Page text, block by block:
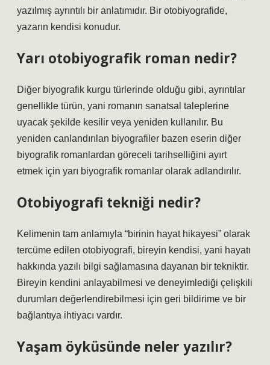
yazılmış ayrıntılı bir anlatımıdır. Bir otobiyografide,
yazarın kendisi konudur.
Yarı otobiyografik roman nedir?
Diğer biyografik kurgu türlerinde olduğu gibi, ayrıntılar
genellikle türün, yani romanın sanatsal taleplerine
uyacak şekilde kesilir veya yeniden kullanılır. Bu
yeniden canlandırılan biyografiler bazen eserin diğer
biyografik romanlardan göreceli tarihselliğini ayırt
etmek için yarı biyografik romanlar olarak adlandırılır.
Otobiyografi tekniği nedir?
Kelimenin tam anlamıyla “birinin hayat hikayesi” olarak
tercüme edilen otobiyografi, bireyin kendisi, yani hayatı
hakkında yazılı bilgi sağlamasına dayanan bir tekniktir.
Bireyin kendini anlayabilmesi ve deneyimlediği çelişkili
durumları değerlendirebilmesi için geri bildirime ve bir
bağlantıya ihtiyacı vardır.
Yaşam öyküsünde neler yazılır?